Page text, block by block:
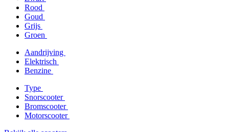
Rood
Goud
Grijs
Groen
Aandrijving
Elektrisch
Benzine
Type
Snorscooter
Bromscooter
Motorscooter